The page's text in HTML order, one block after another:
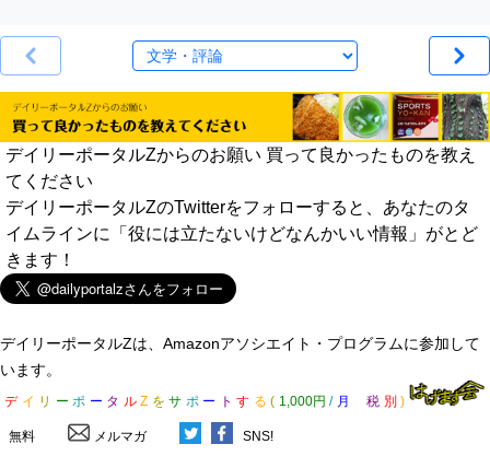
デイリーポータルZからのお願い 買って良かったものを教え
てください
デイリーポータルZのTwitterをフォローすると、あなたのタ
イムラインに「役には立たないけどなんかいい情報」がとど
きます！
デイリーポータルZは、Amazonアソシエイト・プログラムに参加して
います。
デ イ リ ー ポ ー タ ル Z を サ ポ ー ト す る ( 1,000円 / 月 税 別 )
無料 メルマガ SNS!